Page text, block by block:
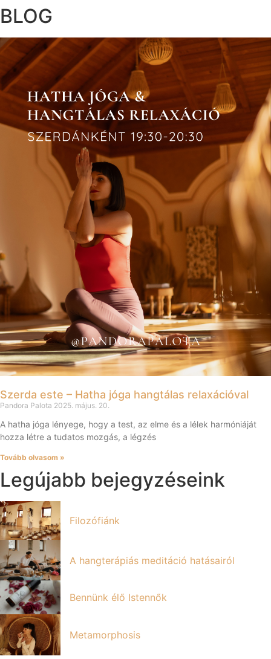
BLOG
Szerda este – Hatha jóga hangtálas relaxációval
Pandora Palota 2025. május. 20.
A hatha jóga lényege, hogy a test, az elme és a lélek harmóniáját
hozza létre a tudatos mozgás, a légzés
Tovább olvasom »
Legújabb bejegyzéseink
Filozófiánk
A hangterápiás meditáció hatásairól
Bennünk élő Istennők
Metamorphosis